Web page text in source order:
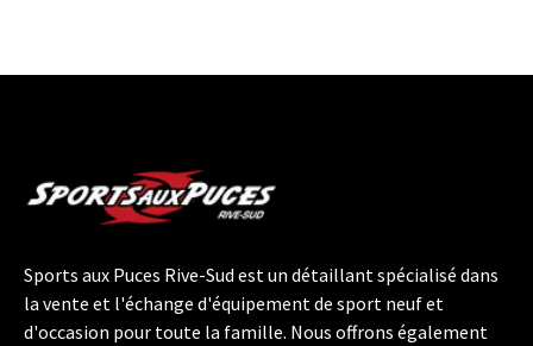
Sports aux Puces Rive-Sud est un détaillant spécialisé dans
la vente et l'échange d'équipement de sport neuf et
d'occasion pour toute la famille. Nous offrons également